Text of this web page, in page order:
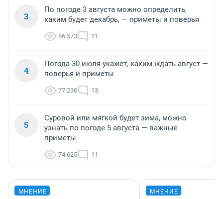
3
По погоде 3 августа можно определить,
каким будет декабрь, — приметы и поверья
86 573 11
4
Погода 30 июля укажет, каким ждать август —
поверья и приметы
77 230 13
5
Суровой или мягкой будет зима, можно
узнать по погоде 5 августа — важные
приметы
74 625 11
МНЕНИЕ МНЕНИЕ